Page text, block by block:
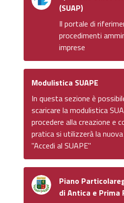
(SUAP)
Il portale di
procedimenti
imprese
Modulistica SUAPE
In questa sezione è
scaricare la modulistica
procedere alla creazione e
pratica si utilizzerà la
"Accedi al SUAPE"
Piano
di Antica e Prima